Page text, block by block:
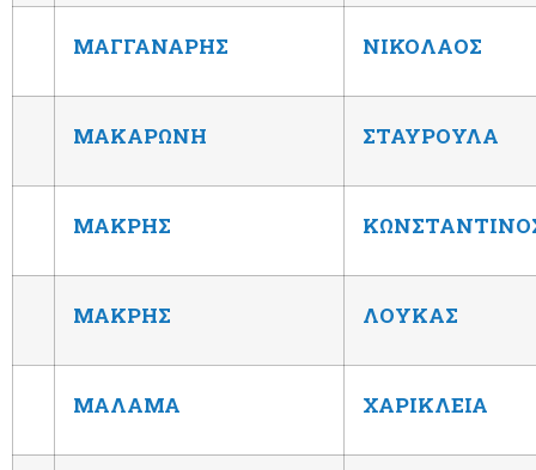
ΜΑΓΓΑΝΑΡΗΣ ΝΙΚΟΛΑΟΣ
ΜΑΚΑΡΩΝΗ ΣΤΑΥΡΟΥΛΑ
ΜΑΚΡΗΣ
ΜΑΚΡΗΣ ΛΟΥΚΑΣ
ΜΑΛΑΜΑ ΧΑΡΙΚΛΕΙΑ